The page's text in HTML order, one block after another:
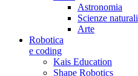
Astronomia
Scienze naturali
Arte
Robotica
e coding
Kais Education
Shape Robotics